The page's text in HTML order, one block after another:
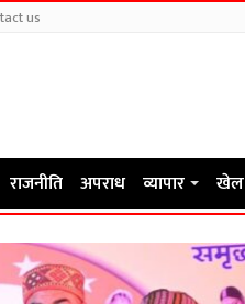
us
राजनीति अपराध व्यापार खेल